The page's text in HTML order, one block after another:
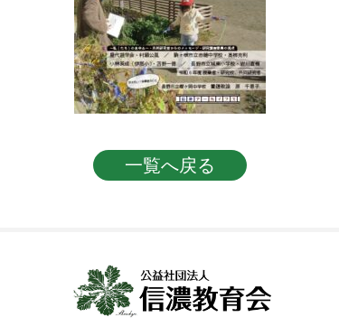
投稿ナビゲーション一覧へ戻る